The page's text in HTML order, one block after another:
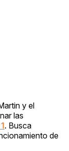
y el
las
. Busca
de